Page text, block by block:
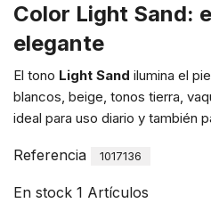
Color Light Sand:
elegante
El tono Light Sand ilumina el
blancos, beige, tonos tierra,
ideal para uso diario y también
Referencia 1017136
En stock 1 Artículos